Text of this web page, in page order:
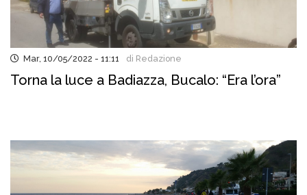
Mar, 10/05/2022 - 11:11 di Redazione
Torna la luce a Badiazza, Bucalo: “Era l’ora”